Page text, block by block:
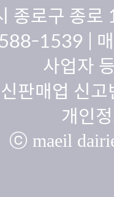
종로구 종
1539 |
사업자
판매업 신
개인
ⓒ maeil